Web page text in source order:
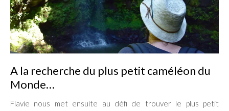
A la recherche du plus petit caméléon du
Monde…
Flavie nous met ensuite au défi de trouver le plus petit